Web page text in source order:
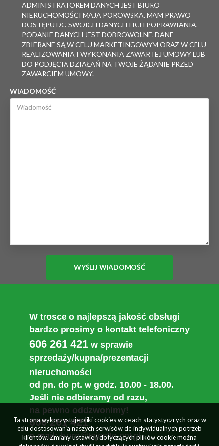
ADMINISTRATOREM DANYCH JEST BIURO
NIERUCHOMOŚCI MAJA POROWSKA. MAM PRAWO
DOSTĘPU DO SWOICH DANYCH I ICH POPRAWIANIA.
PODANIE DANYCH JEST DOBROWOLNE. DANE
ZBIERANE SĄ W CELU MARKETINGOWYM ORAZ W CELU
REALIZOWANIA I WYKONANIA ZAWARTEJ UMOWY LUB
DO PODJĘCIA DZIAŁAŃ NA TWOJE ŻĄDANIE PRZED
ZAWARCIEM UMOWY.
WIADOMOŚĆ
W trosce o najlepszą jakość obsługi
bardzo prosimy o kontakt telefoniczny
606 261 421 w sprawie
sprzedaży/kupna/prezentacji
nieruchomości
od pn. do pt. w godz. 10.00 - 18.00.
Jeśli nie odbieramy od razu,
na pewno oddzwonimy!
606 261 421
e-mail:biuro@tojestto.net.pl
Ta strona wykorzystuje pliki cookies w celach statystycznych oraz w
celu dostosowania naszych serwisów do indywidualnych potrzeb
klientów. Zmiany ustawień dotyczących plików cookie można